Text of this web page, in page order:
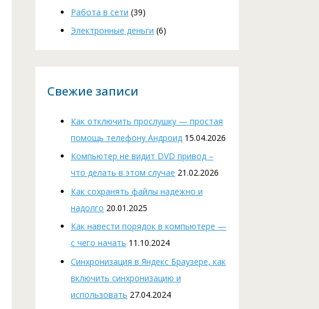
Работа в сети (39)
Электронные деньги (6)
Свежие записи
Как отключить прослушку — простая
помощь телефону Андроид 15.04.2026
Компьютер не видит DVD привод –
что делать в этом случае 21.02.2026
Как сохранять файлы надежно и
надолго 20.01.2025
Как навести порядок в компьютере —
с чего начать 11.10.2024
Cинхронизация в Яндекс Браузере, как
включить синхронизацию и
использовать 27.04.2024